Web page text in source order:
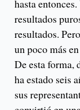
hasta
resultados
resultados.
un poco más
De esta forma,
ha estado seis
sus